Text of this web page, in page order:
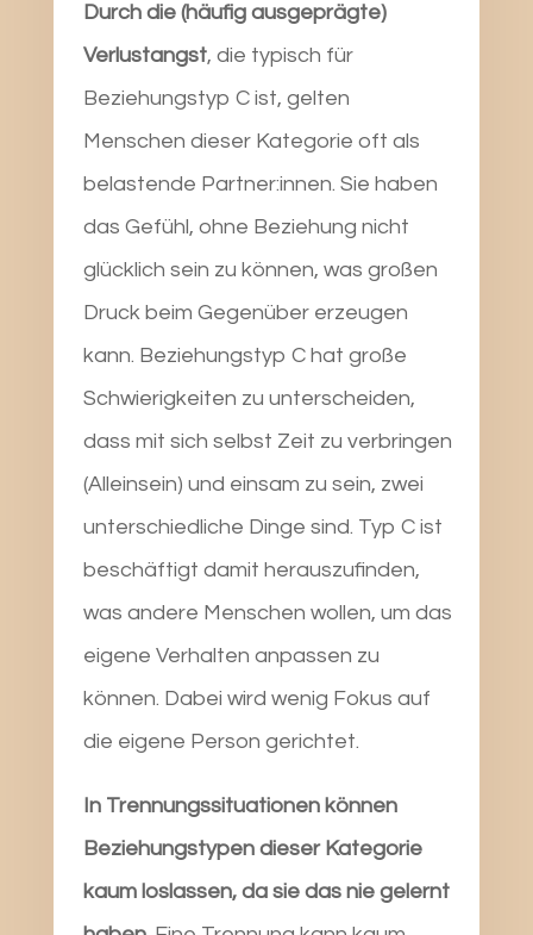
Durch die (häufig ausgeprägte)
Verlustangst, die typisch für
Beziehungstyp C ist, gelten
Menschen dieser Kategorie oft als
belastende Partner:innen. Sie haben
das Gefühl, ohne Beziehung nicht
glücklich sein zu können, was großen
Druck beim Gegenüber erzeugen
kann. Beziehungstyp C hat große
Schwierigkeiten zu unterscheiden,
dass mit sich selbst Zeit zu verbringen
(Alleinsein) und einsam zu sein, zwei
unterschiedliche Dinge sind. Typ C ist
beschäftigt damit herauszufinden,
was andere Menschen wollen, um das
eigene Verhalten anpassen zu
können. Dabei wird wenig Fokus auf
die eigene Person gerichtet.
In Trennungssituationen können
Beziehungstypen dieser Kategorie
kaum loslassen, da sie das nie gelernt